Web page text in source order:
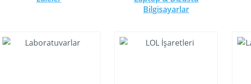
Bilgisayarlar